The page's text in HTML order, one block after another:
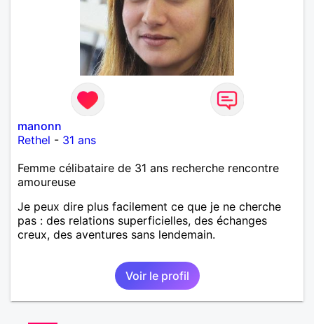
manonn
Rethel - 31 ans
Femme célibataire de 31 ans recherche rencontre
amoureuse
Je peux dire plus facilement ce que je ne cherche
pas : des relations superficielles, des échanges
creux, des aventures sans lendemain.
Voir le profil